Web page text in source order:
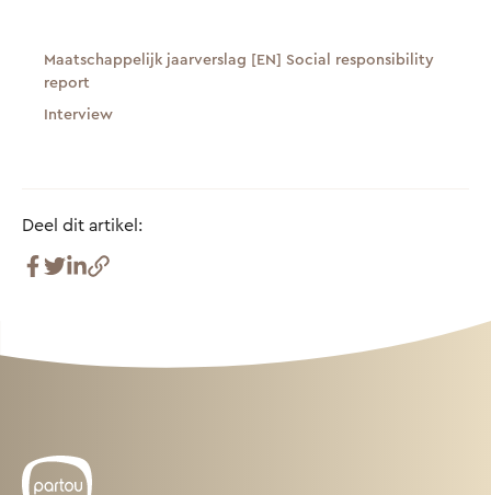
Maatschappelijk jaarverslag [EN] Social responsibility
report
Interview
Deel dit artikel: